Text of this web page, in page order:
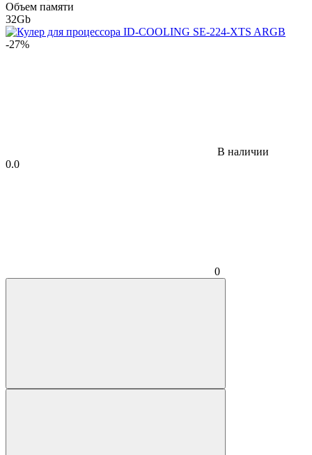
Объем памяти
32Gb
-27%
В наличии
0.0
0